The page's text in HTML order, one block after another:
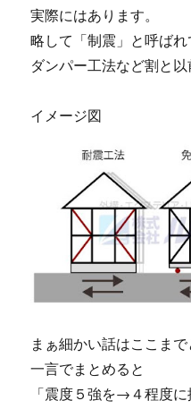
実際にはあります。
略して「制震」と呼ばれ
ダンパー工法など割と以
イメージ図
まぁ細かい話はここまで
一言でまとめると
「震度５強を→４程度に